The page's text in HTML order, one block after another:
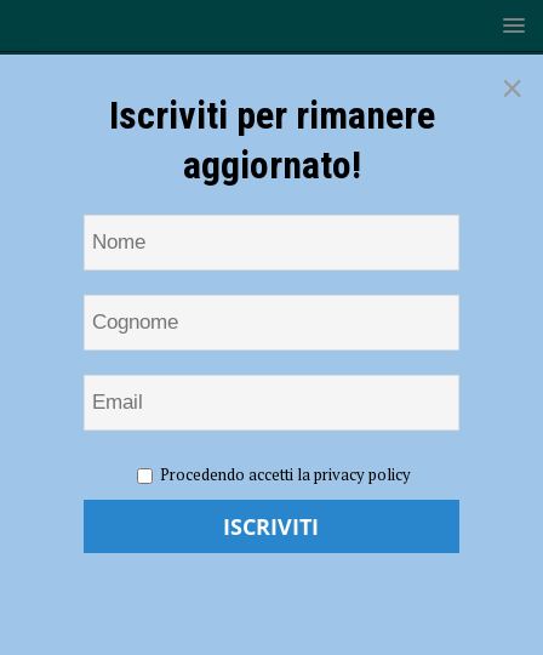
si alza il sipario sulla formazione Donne Esordienti del Cadeo
Carpaneto
Ciclismo, si alza il sipario sulla
×
Iscriviti per rimanere
aggiornato!
Procedendo accetti la privacy policy